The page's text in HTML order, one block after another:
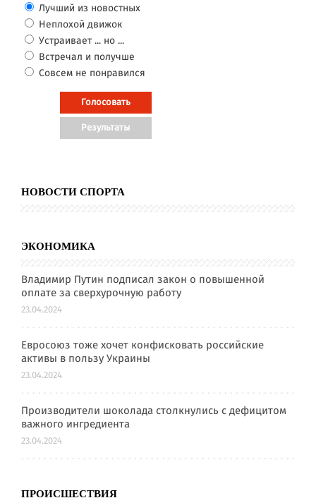
Лучший из новостных
Неплохой движок
Устраивает ... но ...
Встречал и получше
Совсем не понравился
НОВОСТИ СПОРТА
ЭКОНОМИКА
Владимир Путин подписал закон о повышенной
оплате за сверхурочную работу
23.04.2024
Евросоюз тоже хочет конфисковать российские
активы в пользу Украины
23.04.2024
Производители шоколада столкнулись с дефицитом
важного ингредиента
23.04.2024
ПРОИСШЕСТВИЯ